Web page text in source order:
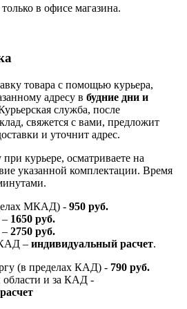
в офисе магазина.
товара с помощью курьера,
адресу в будние дни и
служба, после
свяжется с вами, предложит
и уточнит адрес.
курьере, осматриваете на
указанной комплектации. Время
МКАД) - 950 руб.
1650 руб.
2750 руб.
– индивидуальный расчет.
(в пределах КАД) - 790 руб.
и за КАД -